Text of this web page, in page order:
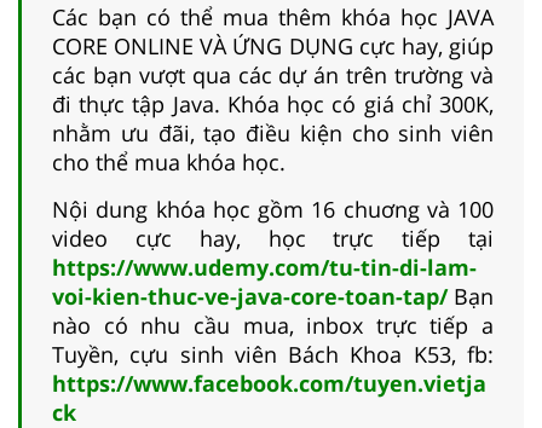
Các bạn có thể mua thêm khóa học JAVA
CORE ONLINE VÀ ỨNG DỤNG cực hay, giúp
các bạn vượt qua các dự án trên trường và
đi thực tập Java. Khóa học có giá chỉ 300K,
nhằm ưu đãi, tạo điều kiện cho sinh viên
cho thể mua khóa học.
Nội dung khóa học gồm 16 chuơng và 100
video cực hay, học trực tiếp tại
https://www.udemy.com/tu-tin-di-lam-
voi-kien-thuc-ve-java-core-toan-tap/Bạn
nào có nhu cầu mua, inbox trực tiếp a
Tuyền, cựu sinh viên Bách Khoa K53, fb:
https://www.facebook.com/tuyen.vietja
ck